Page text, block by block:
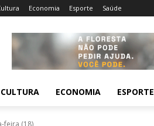
Economia Esporte Saúde
CULTURA ECONOMIA ESPORTE
feira (18)